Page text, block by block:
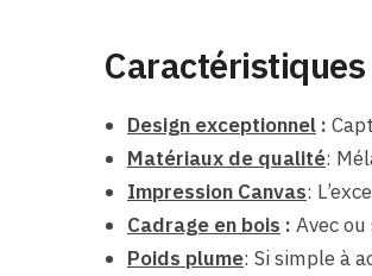
Caractéristiques
Design exceptionnel :
Matériaux de qualité:
Impression Canvas:
Cadrage en bois : Avec
Poids plume: Si simple à